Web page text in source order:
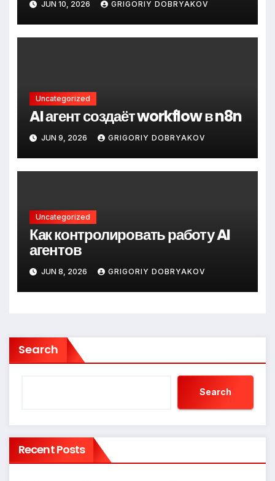
JUN 10, 2026 GRIGORIY DOBRYAKOV
Uncategorized
AI агент создаёт workflow в n8n
JUN 9, 2026 GRIGORIY DOBRYAKOV
Uncategorized
Как контролировать работу AI
агентов
JUN 8, 2026 GRIGORIY DOBRYAKOV
Search
Search
Recent Posts